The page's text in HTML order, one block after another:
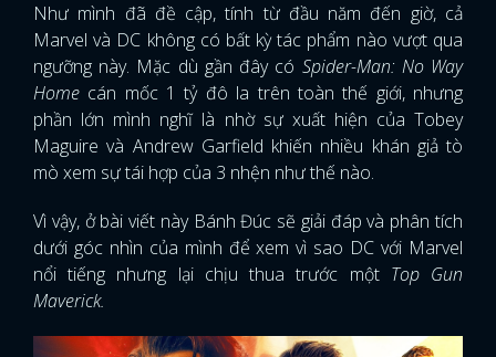
Như mình đã đề cập, tính từ đầu năm đến giờ, cả
Marvel và DC không có bất kỳ tác phẩm nào vượt qua
ngưỡng này. Mặc dù gần đây có Spider-Man: No Way
Home cán mốc 1 tỷ đô la trên toàn thế giới, nhưng
phần lớn mình nghĩ là nhờ sự xuất hiện của Tobey
Maguire và Andrew Garfield khiến nhiều khán giả tò
mò xem sự tái hợp của 3 nhện như thế nào.
Vì vậy, ở bài viết này Bánh Đúc sẽ giải đáp và phân tích
dưới góc nhìn của mình để xem vì sao DC với Marvel
nổi tiếng nhưng lại chịu thua trước một Top Gun
Maverick.